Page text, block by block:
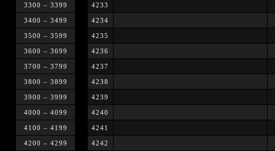
3300 – 3399
3400 – 3499
3500 – 3599
3600 – 3699
3700 – 3799
3800 – 3899
3900 – 3999
4000 – 4099
4100 – 4199
4200 – 4299
4233
4234
4235
4236
4237
4238
4239
4240
4241
4242